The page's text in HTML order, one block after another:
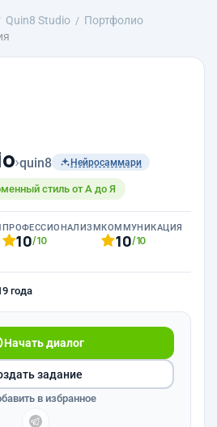
Quin8 Studio
Портфолио
›quin8 Нейросаммари
стиль от А до Я
ПРОФЕССИОНАЛИЗМ
10/10
КОММУНИКАЦИЯ
10/10
года
Начать диалог
задание
в избранное